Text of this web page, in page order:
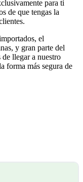
para ti
de que tengas la
el
y gran parte del
llegar a nuestro
forma más segura de